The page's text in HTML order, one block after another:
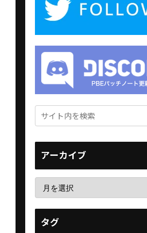
アーカイブ
タグ